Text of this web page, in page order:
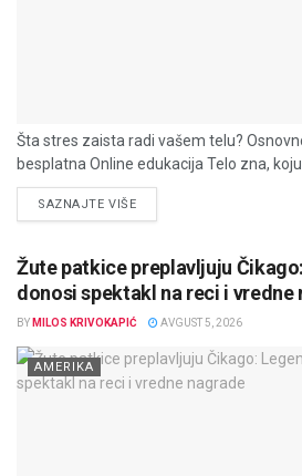
Šta stres zaista radi vašem telu?
besplatna Online edukacija Telo zna, koju
SAZNAJTE VIŠEDETAILS
Žute patkice preplavljuju
donosi spektakl na reci i vredne
BY MILOS KRIVOKAPIĆ AVGUST 5, 2026
AMERIKA